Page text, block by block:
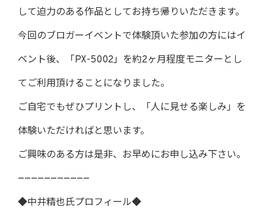
して迫力のある作品としてお持ち帰りいただきます。
今回のブロガーイベントで体験頂いた参加の方にはイ
ベント後、「PX-5002」を約2ヶ月程度モニターとし
てご利用頂けることになりました。
ご自宅でもぜひプリントし、「人に見せる楽しみ」を
体験いただければと思います。
ご興味のある方は是非、お早めにお申し込み下さい。
———————————
◆中井精也氏プロフィール◆